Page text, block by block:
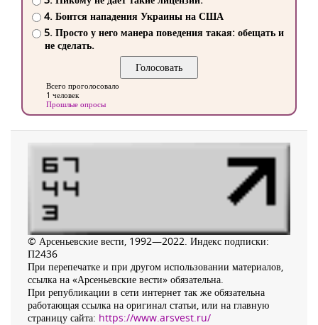
4. Боится нападения Украины на США
5. Просто у него манера поведения такая: обещать и
не сделать.
Всего проголосовало
1 человек
Прошлые опросы
© Арсеньевские вести, 1992—2022. Индекс подписки:
П2436
При перепечатке и при другом использовании материалов,
ссылка на «Арсеньевские вести» обязательна.
При републикации в сети интернет так же обязательна
работающая ссылка на оригинал статьи, или на главную
страницу сайта: https://www.arsvest.ru/